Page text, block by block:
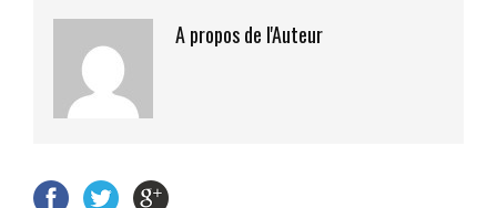
A propos de l'Auteur